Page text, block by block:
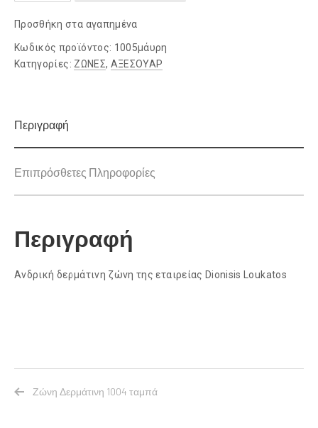
μάυρη
ποσότητα
Προσθήκη στα αγαπημένα
Κωδικός προϊόντος: 1005μάυρη
Κατηγορίες: ΖΩΝΕΣ, ΑΞΕΣΟΥΑΡ
Περιγραφή
Επιπρόσθετες Πληροφορίες
Περιγραφή
Ανδρική δερμάτινη ζώνη της εταιρείας Dionisis Loukatos
Ζώνη Δερμάτινη 1004 ταμπά